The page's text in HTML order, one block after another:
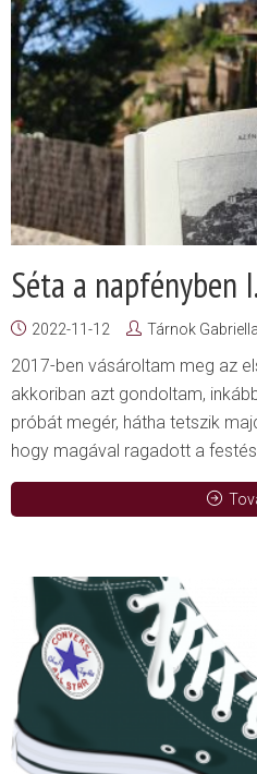
Séta a napfényben
2022-11-12 Tárnok Gabriella
2017-ben vásároltam meg az
akkoriban azt gondoltam,
próbát megér, hátha tetszik
hogy magával ragadott a